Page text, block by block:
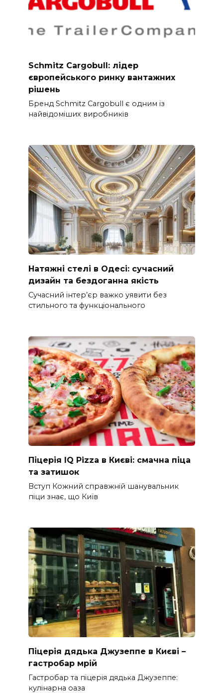
Schmitz Cargobull: лідер
європейського ринку вантажних
рішень
Бренд Schmitz Cargobull є одним із
найвідоміших виробників
Натяжні стелі в Одесі: сучасний
дизайн та бездоганна якість
Сучасний інтер’єр важко уявити без
стильного та функціонального
Піцерія IQ Pizza в Києві: смачна піца
та затишок
Вступ Кожний справжній шанувальник
піци знає, що Київ
Піцерія дядька Джузеппе в Києві –
гастробар мрій
Гастробар та піцерія дядька Джузеппе:
кулінарна оаза